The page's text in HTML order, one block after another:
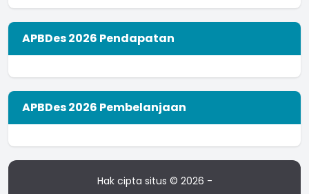
APBDes 2026 Pendapatan
APBDes 2026 Pembelanjaan
Hak cipta situs © 2026 -